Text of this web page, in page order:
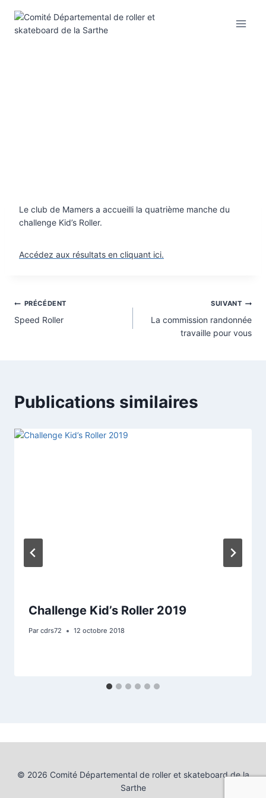
contenu
Le club de Mamers a accueilli la quatrième manche du
challenge Kid’s Roller.
Accédez aux résultats en cliquant ici.
Navigation
PRÉCÉDENT
Speed Roller
SUIVANT
La commission randonnée
travaille pour vous
Publications similaires
Challenge Kid’s Roller 2019
Par cdrs72 12 octobre 2018
© 2026 Comité Départemental de roller et skateboard de la
Sarthe